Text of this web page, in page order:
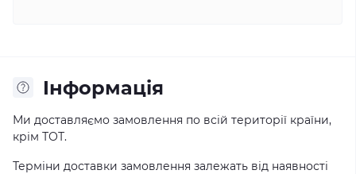
Iнформація
Ми доставляємо замовлення по всій території країни,
крім ТОТ.
Терміни доставки замовлення залежать від наявності